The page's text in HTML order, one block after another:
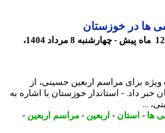
12 ماه پیش - چهارشنبه 8 مرداد 1404،
برای مراسم اربعین حسینی، از
خبر داد. - استاندار خوزستان با اشاره به
- استان-اربعین -مراسم اربعین -